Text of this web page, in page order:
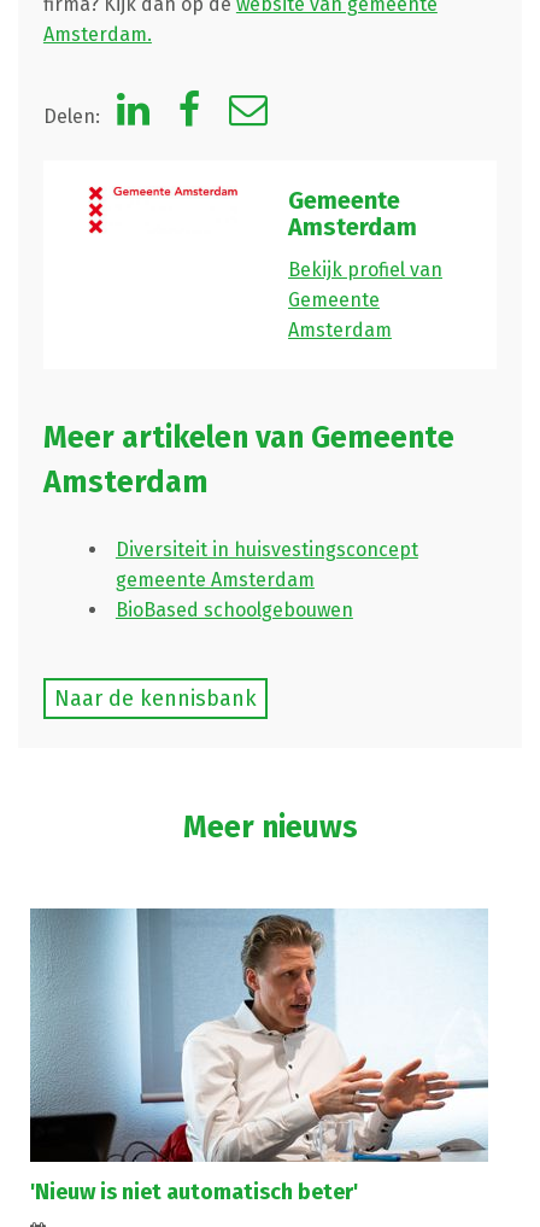
Amsterdam.
Delen:
Gemeente
Amsterdam
Bekijk profiel van
Gemeente
Amsterdam
Meer artikelen van Gemeente
Amsterdam
Diversiteit in huisvestingsconcept
gemeente Amsterdam
BioBased schoolgebouwen
Naar de kennisbank
Meer nieuws
'Nieuw is niet automatisch beter'